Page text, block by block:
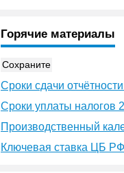
Горячие материалы
Сохраните
Сроки сдачи
Сроки уплаты налогов
Производственный
Ключевая ставка ЦБ РФ